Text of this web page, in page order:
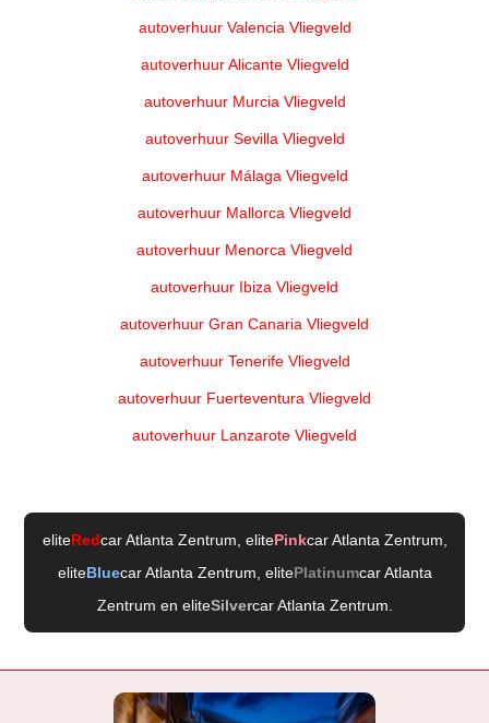
autoverhuur Valencia Vliegveld
autoverhuur Alicante Vliegveld
autoverhuur Murcia Vliegveld
autoverhuur Sevilla Vliegveld
autoverhuur Málaga Vliegveld
autoverhuur Mallorca Vliegveld
autoverhuur Menorca Vliegveld
autoverhuur Ibiza Vliegveld
autoverhuur Gran Canaria Vliegveld
autoverhuur Tenerife Vliegveld
autoverhuur Fuerteventura Vliegveld
autoverhuur Lanzarote Vliegveld
eliteRedcar Atlanta Zentrum , elitePinkcar Atlanta Zentrum
eliteBluecar Atlanta Zentrum , elitePlatinumcar Atlanta
Zentrum en eliteSilvercar Atlanta Zentrum